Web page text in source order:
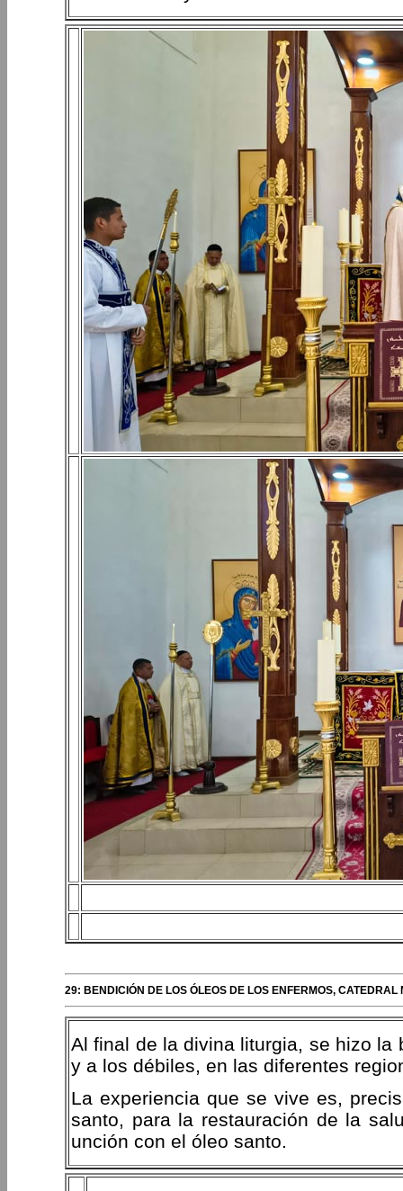
29: BENDICIÓN DE LOS ÓLEOS DE LOS ENFERMOS,
Al final de la divina liturgia, se hizo la
y a los débiles, en las diferentes
La experiencia que se vive es,
santo, para la restauración de la
unción con el óleo santo.